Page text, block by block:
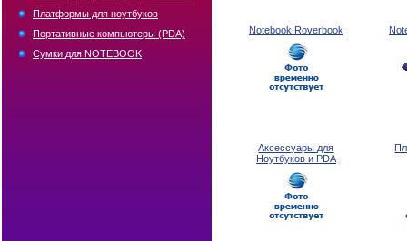
Notebook Roverbook
Аксессуары для
Ноутбуков и PDA
Платформы для ноутбуков
Портативные компьютеры (PDA)
Сумки для NOTEBOOK